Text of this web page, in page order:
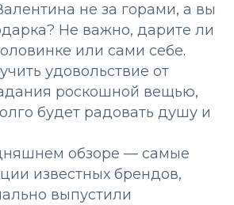
не за горами, а вы
Не важно, дарите ли
или сами себе.
удовольствие от
роскошной вещью,
будет радовать душу и
обзоре — самые
известных брендов,
выпустили